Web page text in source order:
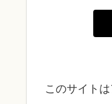
このサイト